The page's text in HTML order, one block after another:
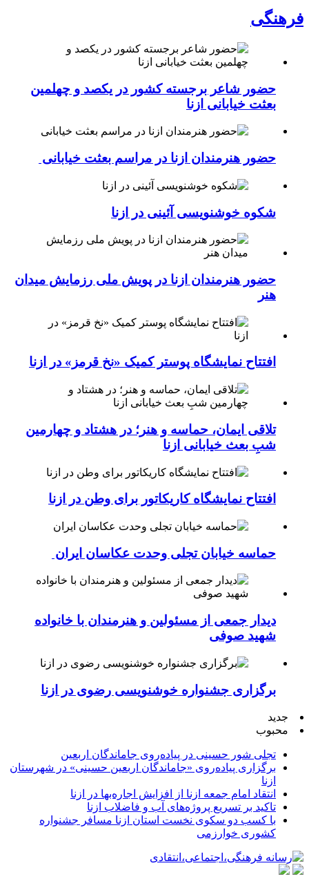
فرهنگی
حضور شاعر برجسته کشور در یکصد و چهلمین
بعثت خیابانی ازنا
حضور هنرمندان ازنا در مراسم بعثت خیابانی
شکوه خوشنویسی آئینی در ازنا
حضور هنرمندان ازنا در پویش ملی رزمایش میدان
هنر
افتتاح نمایشگاه پوستر کمیک «نخ قرمز» در ازنا
تلاقی ایمان، حماسه و هنر؛ در هشتاد و چهارمین
شبِ بعث خیابانی ازنا
افتتاح نمایشگاه کاریکاتور برای وطن در ازنا
حماسه خیابان تجلی وحدت عکاسان ایران
دیدار جمعی از مسئولین و هنرمندان با خانواده
شهید صوفی
برگزاری جشنواره خوشنویسی رضوی در ازنا
جدید
محبوب
تجلی شور حسینی در پیاده‌روی جاماندگان اربعین
برگزاری پیاده‌روی «جاماندگان اربعین حسینی» در شهرستان
ازنا
انتقاد امام جمعه ازنا از افزایش اجاره‌بها در ازنا
تاکید بر تسریع پروژه‌های آب و فاضلاب ازنا
با کسب دو سکوی نخست استان ازنا مسافر جشنواره
کشوری خوارزمی